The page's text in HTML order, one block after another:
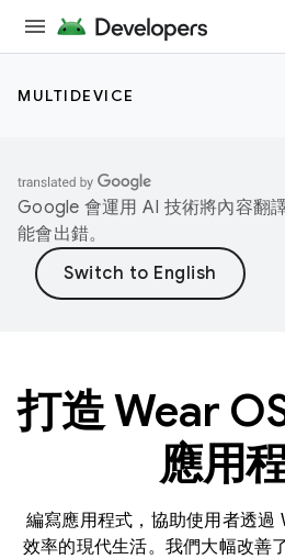
MULTIDEVICE
Google 會運用 AI 技術將內容翻
能會出錯。
打造 Wear
應用
編寫應用程式，協助使用者透過
效率的現代生活。我們大幅改善